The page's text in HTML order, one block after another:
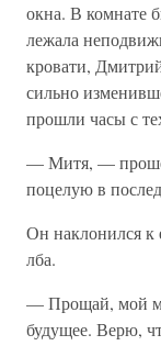
окна. В комнате
лежала
кровати,
сильно
прошли часы с
— Митя, —
поцелую в
Он наклонился к
лба.
— Прощай, мой
будущее. Верю,